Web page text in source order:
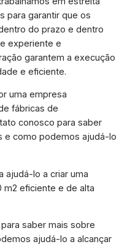
para garantir que os
do prazo e dentro
experiente e
garantem a execução
e eficiente.
uma empresa
fábricas de
conosco para saber
e como podemos ajudá-lo
ajudá-lo a criar uma
eficiente e de alta
saber mais sobre
ajudá-lo a alcançar